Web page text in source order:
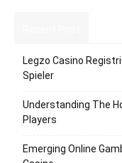
Legzo Casino
Spieler
Understanding The
Players
Emerging Online